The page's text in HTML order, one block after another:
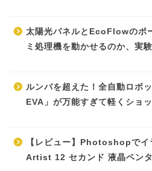
太陽光パネルとEcoFlowのポ
ミ処理機を動かせるのか、実
ルンバを超えた！全自動ロボ
EVA」が万能すぎて軽くショ
【レビュー】Photoshopでイ
Artist 12 セカンド 液晶ペンタ